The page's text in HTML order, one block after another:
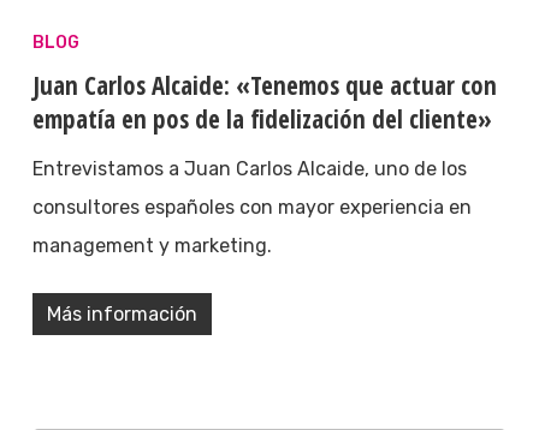
BLOG
Juan Carlos Alcaide: «Tenemos que actuar con
empatía en pos de la fidelización del cliente»
Entrevistamos a Juan Carlos Alcaide, uno de los
consultores españoles con mayor experiencia en
management y marketing.
Más información